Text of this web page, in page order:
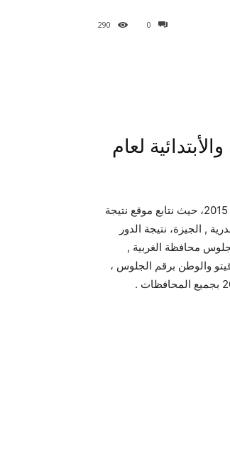
0
290
لعام
ننشر نتيجة الدور الثانى “الملاحق” للصف السادس الابتدائى والصف الثالث الاعدادى 2015، حيث نتابع موقع نتيجة
الاسكندرية , الجيزة، نتيجة الدور
برقم الجلوس محافظة الغربية ,
والوطن برقم الجلوس ،